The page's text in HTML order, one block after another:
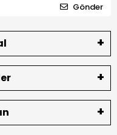
Gönder